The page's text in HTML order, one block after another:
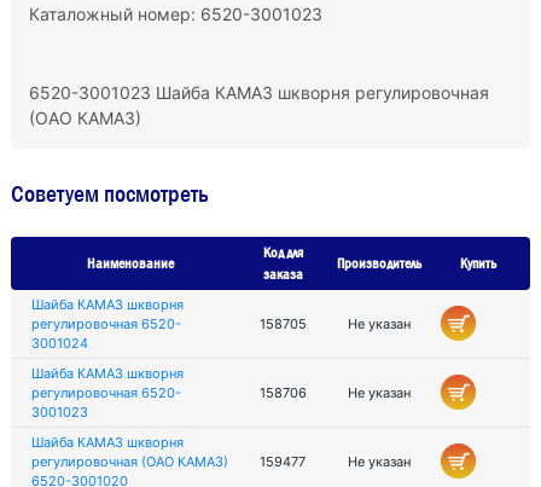
Каталожный номер: 6520-3001023
6520-3001023 Шайба КАМАЗ шкворня регулировочная
(ОАО КАМАЗ)
Советуем посмотреть
Наименование
Код для
заказа
Производитель Купить
Шайба КАМАЗ шкворня
регулировочная 6520-
3001024
158705 Не указан
Шайба КАМАЗ шкворня
регулировочная 6520-
3001023
158706 Не указан
Шайба КАМАЗ шкворня
регулировочная (ОАО КАМАЗ)
6520-3001020
159477 Не указан